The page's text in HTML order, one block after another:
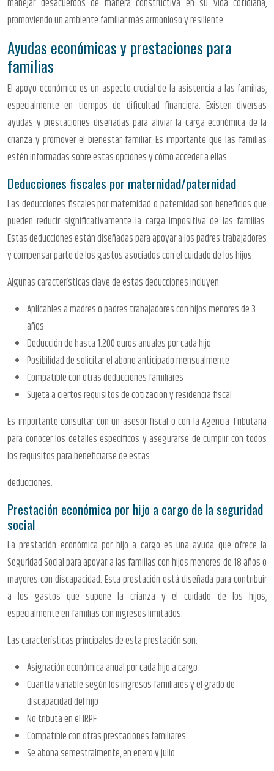
promoviendo un ambiente familiar más armonioso y resiliente.
Ayudas económicas y prestaciones para
familias
El apoyo económico es un aspecto crucial de la asistencia a las familias,
especialmente en tiempos de dificultad financiera. Existen diversas
ayudas y prestaciones diseñadas para aliviar la carga económica de la
crianza y promover el bienestar familiar. Es importante que las familias
estén informadas sobre estas opciones y cómo acceder a ellas.
Deducciones fiscales por maternidad/paternidad
Las deducciones fiscales por maternidad o paternidad son beneficios que
pueden reducir significativamente la carga impositiva de las familias.
Estas deducciones están diseñadas para apoyar a los padres trabajadores
y compensar parte de los gastos asociados con el cuidado de los hijos.
Algunas características clave de estas deducciones incluyen:
Aplicables a madres o padres trabajadores con hijos menores de 3
años
Deducción de hasta 1.200 euros anuales por cada hijo
Posibilidad de solicitar el abono anticipado mensualmente
Compatible con otras deducciones familiares
Sujeta a ciertos requisitos de cotización y residencia fiscal
Es importante consultar con un asesor fiscal o con la Agencia Tributaria
para conocer los detalles específicos y asegurarse de cumplir con todos
los requisitos para beneficiarse de estas
deducciones.
Prestación económica por hijo a cargo de la seguridad
social
La prestación económica por hijo a cargo es una ayuda que ofrece la
Seguridad Social para apoyar a las familias con hijos menores de 18 años o
mayores con discapacidad. Esta prestación está diseñada para contribuir
a los gastos que supone la crianza y el cuidado de los hijos,
especialmente en familias con ingresos limitados.
Las características principales de esta prestación son:
Asignación económica anual por cada hijo a cargo
Cuantía variable según los ingresos familiares y el grado de
discapacidad del hijo
No tributa en el IRPF
Compatible con otras prestaciones familiares
Se abona semestralmente, en enero y julio